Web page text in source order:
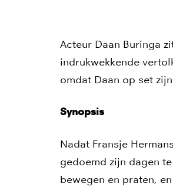
Acteur Daan Buringa
indrukwekkende
omdat Daan op set
Synopsis
Nadat Fransje
gedoemd zijn dagen
bewegen en praten,